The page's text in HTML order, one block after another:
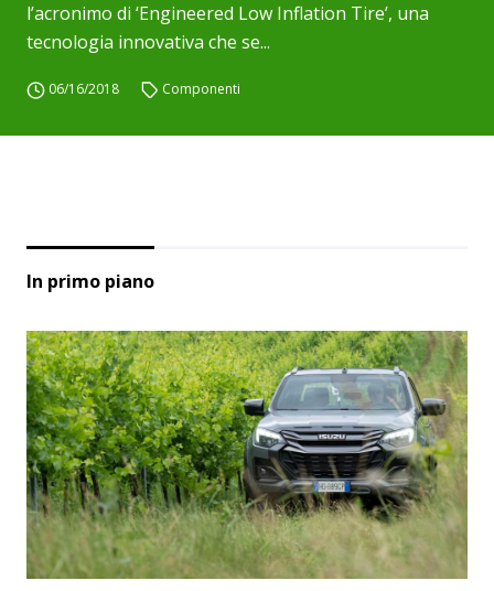
l’acronimo di ‘Engineered Low Inflation Tire’, una
tecnologia innovativa che se...
06/16/2018 Componenti
In primo piano